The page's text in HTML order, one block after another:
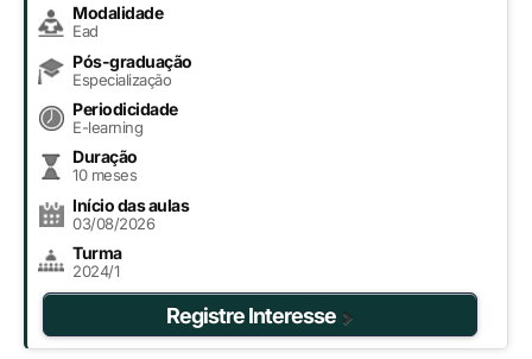
Modalidade
Ead
Pós-graduação
Especialização
Periodicidade
E-learning
Duração
10 meses
Início das aulas
03/08/2026
Turma
2024/1
Registre Interesse